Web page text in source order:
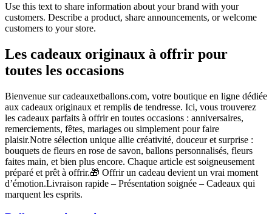
Use this text to share information about your brand with your
customers. Describe a product, share announcements, or welcome
customers to your store.
Les cadeaux originaux à offrir pour
toutes les occasions
Bienvenue sur cadeauxetballons.com, votre boutique en ligne dédiée
aux cadeaux originaux et remplis de tendresse. Ici, vous trouverez
les cadeaux parfaits à offrir en toutes occasions : anniversaires,
remerciements, fêtes, mariages ou simplement pour faire
plaisir.Notre sélection unique allie créativité, douceur et surprise :
bouquets de fleurs en rose de savon, ballons personnalisés, fleurs
faites main, et bien plus encore. Chaque article est soigneusement
préparé et prêt à offrir.🎁 Offrir un cadeau devient un vrai moment
d’émotion.Livraison rapide – Présentation soignée – Cadeaux qui
marquent les esprits.